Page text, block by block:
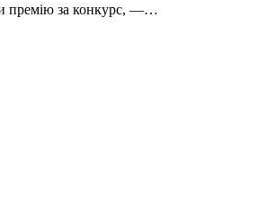
премію за конкурс, —…